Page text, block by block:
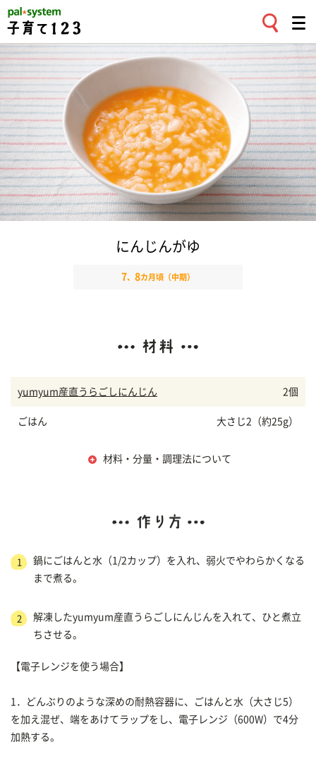
にんじんがゆ
7、 8カ月頃（中期）
yumyum産直うらごしにんじん 2個
ごはん 大さじ2（約25g）
材料・分量・調理法について
1
鍋にごはんと水（1/2カップ）を入れ、弱火でやわらかくなる
まで煮る。
2
解凍したyumyum産直うらごしにんじんを入れて、ひと煮立
ちさせる。
【電子レンジを使う場合】
1．どんぶりのような深めの耐熱容器に、ごはんと水（大さじ5）
を加え混ぜ、端をあけてラップをし、電子レンジ（600W）で4分
加熱する。